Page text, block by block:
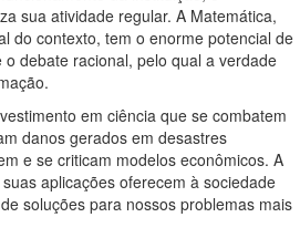
sua atividade regular. A Matemática,
do contexto, tem o enorme potencial de
debate racional, pelo qual a verdade
em ciência que se combatem
danos gerados em desastres
e se criticam modelos econômicos. A
aplicações oferecem à sociedade
soluções para nossos problemas mais